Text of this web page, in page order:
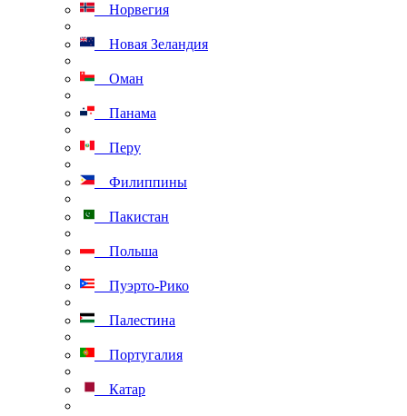
Норвегия
Новая Зеландия
Оман
Панама
Перу
Филиппины
Пакистан
Польша
Пуэрто-Рико
Палестина
Португалия
Катар